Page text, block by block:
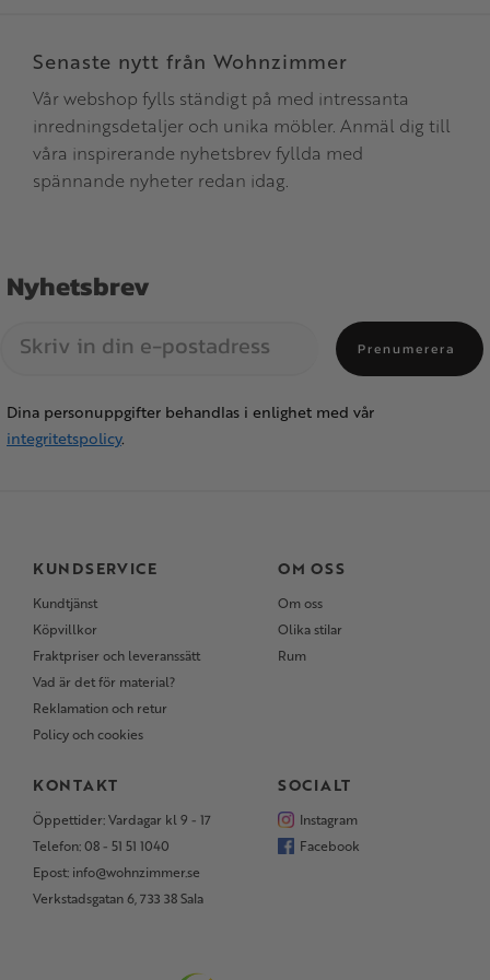
Senaste nytt från Wohnzimmer
Vår webshop fylls ständigt på med intressanta
inredningsdetaljer och unika möbler. Anmäl dig till
våra inspirerande nyhetsbrev fyllda med
spännande nyheter redan idag.
Nyhetsbrev
Prenumerera
Dina personuppgifter behandlas i enlighet med vår
integritetspolicy.
KUNDSERVICE
Kundtjänst
Köpvillkor
Fraktpriser och leveranssätt
Vad är det för material?
Reklamation och retur
Policy och cookies
OM OSS
Om oss
Olika stilar
Rum
KONTAKT
Öppettider: Vardagar kl 9 - 17
Telefon: 08 - 51 51 1040
Epost: info@wohnzimmer.se
Verkstadsgatan 6, 733 38 Sala
SOCIALT
Instagram
Facebook